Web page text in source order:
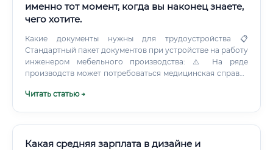
именно тот момент, когда вы наконец знаете,
чего хотите.
Какие документы нужны для трудоустройства 📋
Стандартный пакет документов при устройстве на работу
инженером мебельного производства: ⚠️ На ряде
производств может потребоваться медицинская справка
производственного цеха. Сколько зарабатывают
Читать статью →
Какая средняя зарплата в дизайне и